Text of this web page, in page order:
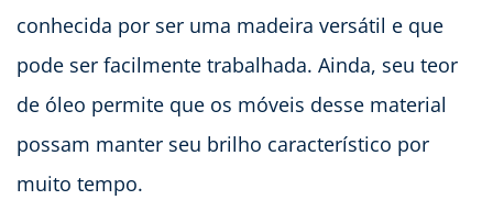
conhecida por ser uma madeira versátil e que
pode ser facilmente trabalhada. Ainda, seu teor
de óleo permite que os móveis desse material
possam manter seu brilho característico por
muito tempo.